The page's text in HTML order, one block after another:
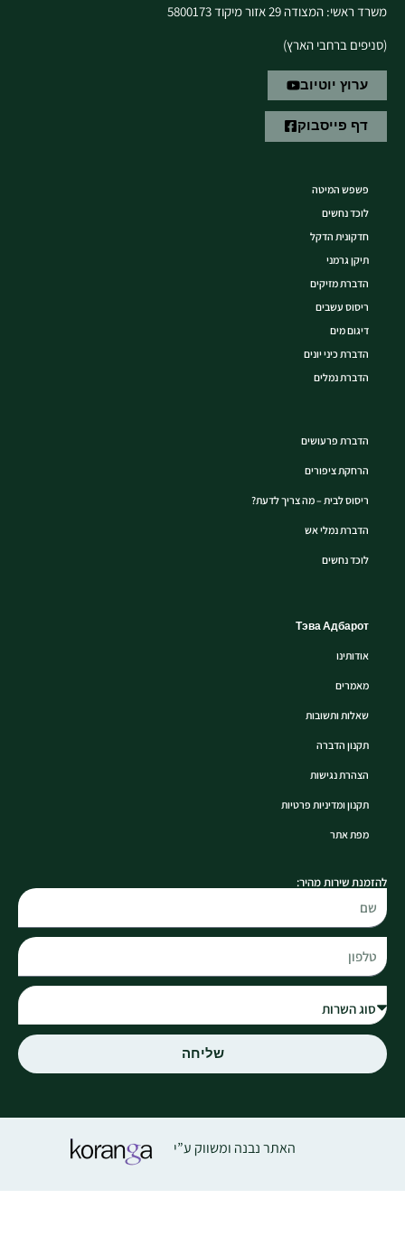
משרד ראשי: המצודה 29 אזור מיקוד 5800173
(סניפים ברחבי הארץ)
ערוץ יוטיוב
דף פייסבוק
פשפש המיטה
לוכד נחשים
חדקונית הדקל
תיקן גרמני
הדברת מזיקים
ריסוס עשבים
דיגום מים
הדברת כיני יונים
הדברת נמלים
הדברת פרעושים
הרחקת ציפורים
ריסוס לבית – מה צריך לדעת?
הדברת נמלי אש
לוכד נחשים
Тэва Адбарот
אודותינו
מאמרים
שאלות ותשובות
תקנון הדברה
הצהרת נגישות
תקנון ומדיניות פרטיות
מפת אתר
להזמנת שירות מהיר:
שליחה
האתר נבנה ומשווק ע”י